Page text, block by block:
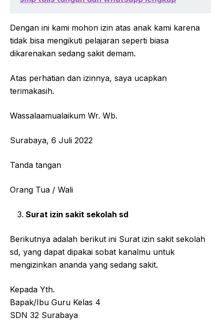
Dengan ini kami mohon izin atas anak kami karena
tidak bisa mengikuti pelajaran seperti biasa
dikarenakan sedang sakit demam.
Atas perhatian dan izinnya, saya ucapkan
terimakasih.
Wassalaamualaikum Wr. Wb.
Surabaya, 6 Juli 2022
Tanda tangan
Orang Tua / Wali
Surat izin sakit sekolah sd
Berikutnya adalah berikut ini Surat izin sakit sekolah
sd, yang dapat dipakai sobat kanalmu untuk
mengizinkan ananda yang sedang sakit.
Kepada Yth.
Bapak/Ibu Guru Kelas 4
SDN 32 Surabaya